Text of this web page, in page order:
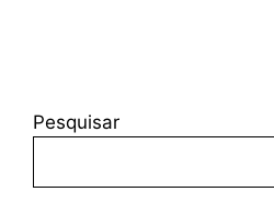
Pesquisar